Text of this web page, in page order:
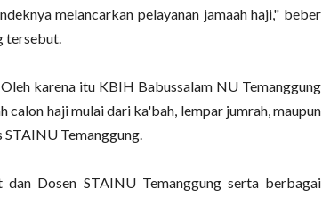
melancarkan pelayanan jamaah haji," beber
tersebut.
karena itu KBIH Babussalam NU Temanggung
calon haji mulai dari ka'bah, lempar jumrah, maupun
STAINU Temanggung.
Dosen STAINU Temanggung serta berbagai